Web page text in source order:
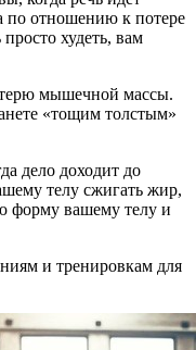
по отношению к потере
худеть, вам
мышечной массы.
«тощим толстым»
дело доходит до
телу сжигать жир,
форму вашему телу и
и тренировкам для